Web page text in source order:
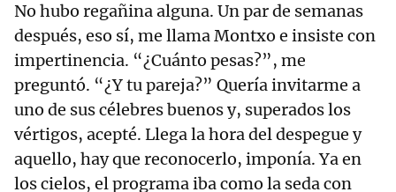
No hubo regañina alguna. Un par de semanas
después, eso sí, me llama Montxo e insiste con
impertinencia. “¿Cuánto pesas?”, me
preguntó. “¿Y tu pareja?” Quería invitarme a
uno de sus célebres buenos y, superados los
vértigos, acepté. Llega la hora del despegue y
aquello, hay que reconocerlo, imponía. Ya en
los cielos, el programa iba como la seda con